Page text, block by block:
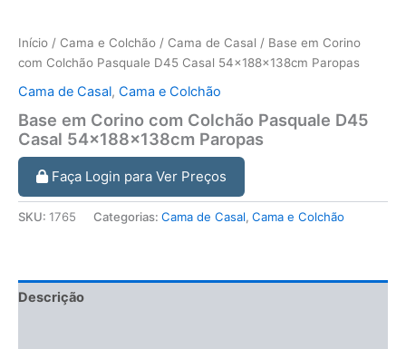
Início / Cama e Colchão / Cama de Casal / Base em Corino
com Colchão Pasquale D45 Casal 54x188x138cm Paropas
Cama de Casal, Cama e Colchão
Base em Corino com Colchão Pasquale D45
Casal 54x188x138cm Paropas
Faça Login para Ver Preços
SKU: 1765 Categorias: Cama de Casal, Cama e Colchão
Descrição